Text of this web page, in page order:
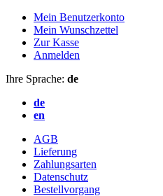
Mein Benutzerkonto
Mein Wunschzettel
Zur Kasse
Anmelden
Ihre Sprache: de
de
en
AGB
Lieferung
Zahlungsarten
Datenschutz
Bestellvorgang